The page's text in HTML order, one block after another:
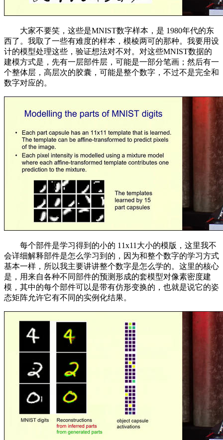
大家不要笑，这些是MNIST数字样本，是 1980年代的东
西了。我取了一些有难度的样本，模棱两可的那种。我要用设
计的模型处理这些，验证想法对不对。对这些MNIST数据的
建模方式是，先有一层部件层，可能是一部分笔画；然后有一
个整体层，高层次的胶囊，可能是整个数字，不过不是完全和
数字对应的。
每个部件是学习得到的小的 11x11大小的模版，这里我不
会详细解释部件是怎么学习到的，因为和整个数字的学习方式
基本一样，所以我主要讲讲整个数字是怎么学的。这里的核心
是，用来自各种不同部件的预测形成的套模型对像素密度建
模，其中的每个部件可以是带有仿形变换的，也就是说它的姿
态矩阵允许它有不同的实例化结果。